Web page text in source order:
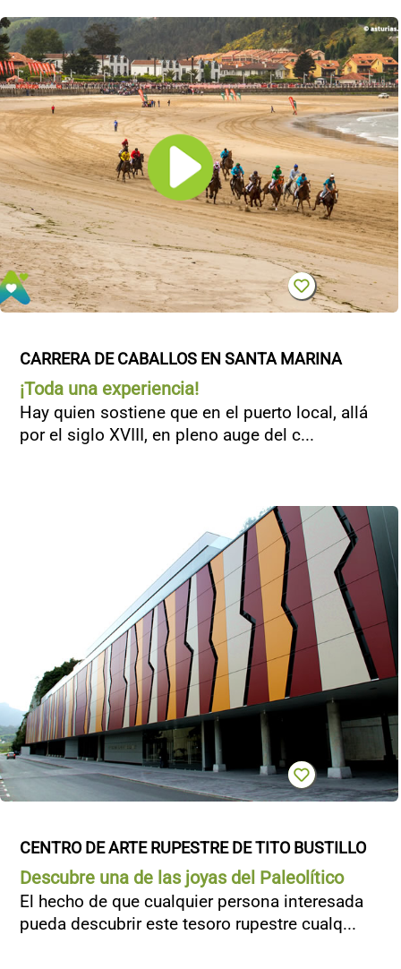
CARRERA DE CABALLOS EN SANTA MARINA
¡Toda una experiencia!
Hay quien sostiene que en el puerto local, allá
por el siglo XVIII, en pleno auge del c...
CENTRO DE ARTE RUPESTRE DE TITO BUSTILLO
Descubre una de las joyas del Paleolítico
El hecho de que cualquier persona interesada
pueda descubrir este tesoro rupestre cualq...